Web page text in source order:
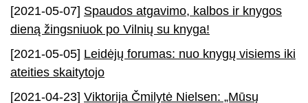
[2021-05-07] Spaudos atgavimo, kalbos ir knygos
dieną žingsniuok po Vilnių su knyga!
[2021-05-05] Leidėjų forumas: nuo knygų visiems iki
ateities skaitytojo
[2021-04-23] Viktorija Čmilytė Nielsen: „Mūsų